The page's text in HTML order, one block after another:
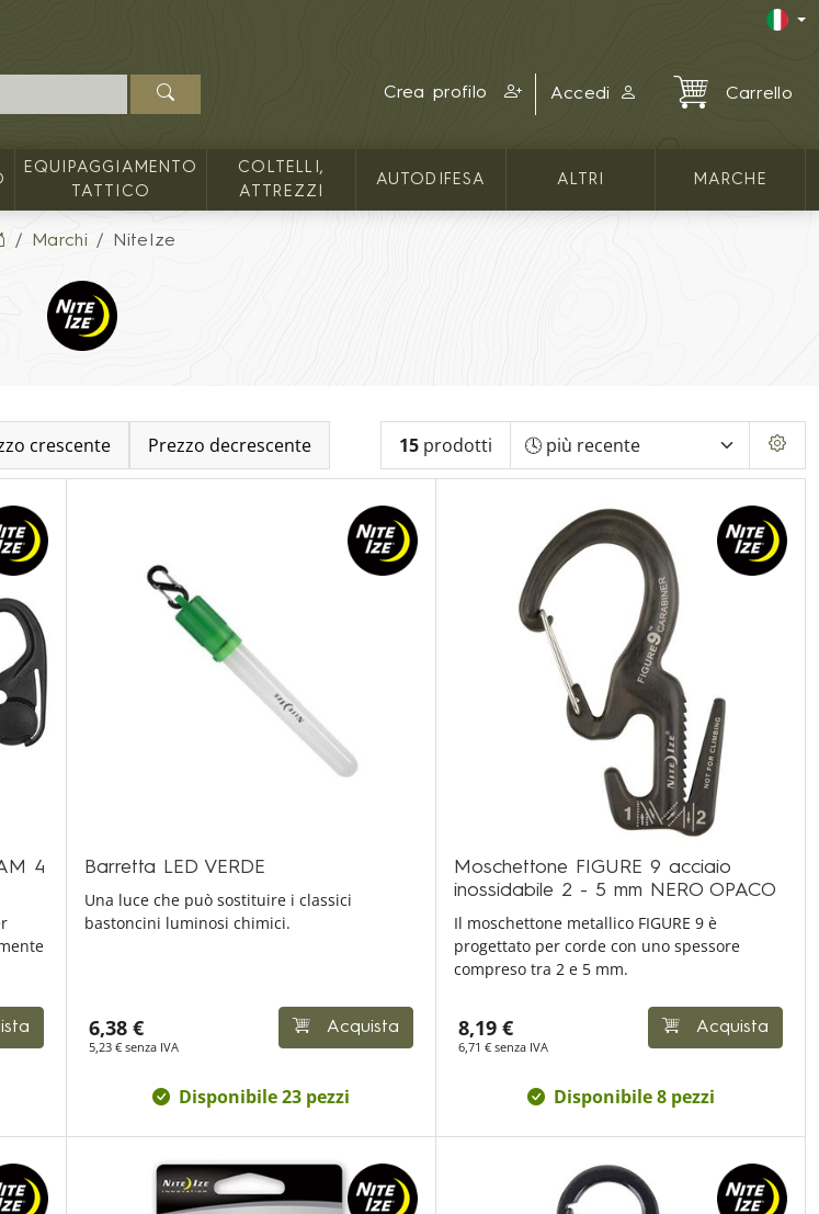
Crea profilo Accedi Carrello
EQUIPAGGIAMENTO
TATTICO
COLTELLI,
ATTREZZI
AUTODIFESA ALTRI MARCHE
Marchi NiteIze
crescente Prezzo decrescente 15 prodotti
4
Barretta LED VERDE
Una luce che può sostituire i classici
bastoncini luminosi chimici.
6,38 €
5,23 € senza IVA
Acquista
Disponibile 23 pezzi
Moschettone FIGURE 9 acciaio
inossidabile 2 - 5 mm NERO OPACO
Il moschettone metallico FIGURE 9 è
progettato per corde con uno spessore
compreso tra 2 e 5 mm.
8,19 €
6,71 € senza IVA
Acquista
Disponibile 8 pezzi